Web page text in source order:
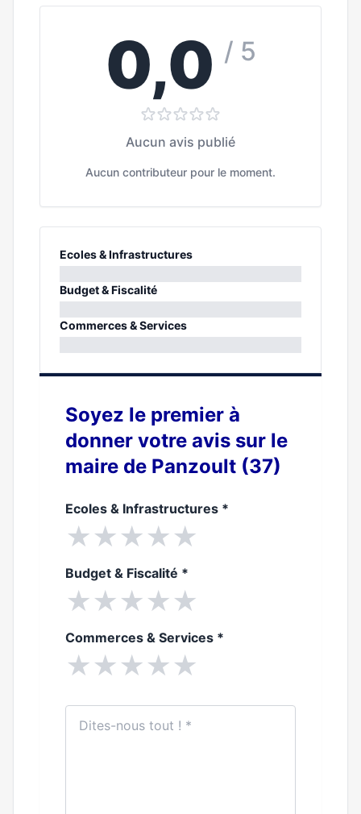
0,0 / 5
Aucun avis publié
Aucun contributeur pour le moment.
Ecoles & Infrastructures
0%
Budget & Fiscalité
0%
Commerces & Services
Soyez le premier à
donner votre avis sur le
maire de Panzoult (37)
Ecoles & Infrastructures *
★★★★★
Budget & Fiscalité *
★★★★★
Commerces & Services *
★★★★★